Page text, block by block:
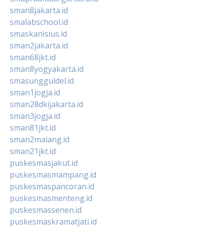
sman8jakarta.id
smalabschool.id
smaskanisius.id
sman2jakarta.id
sman68jkt.id
sman8yogyakarta.id
smasungguldel.id
sman1jogja.id
sman28dkijakarta.id
sman3jogja.id
sman81jkt.id
sman2malang.id
sman21jkt.id
puskesmasjakut.id
puskesmasmampang.id
puskesmaspancoran.id
puskesmasmenteng.id
puskesmassenen.id
puskesmaskramatjati.id